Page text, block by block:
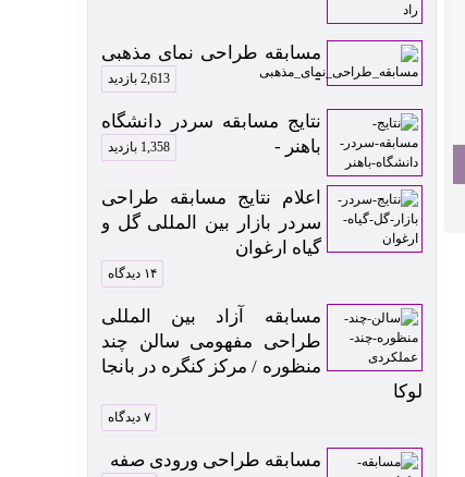
مسابقه طراحی نمای مذهبی
-
2,613 بازدید
نتایج مسابقه سردر دانشگاه
باهنر -
1,358 بازدید
اعلام نتایج مسابقه طراحی
سردر بازار بین المللی گل و
گیاه ارغوان
۱۴ دیدگاه
مسابقه آزاد بین المللی
طراحی مفهومی سالن چند
منظوره / مرکز کنگره در بانجا
لوکا
۷ دیدگاه
مسابقه طراحی ورودی صفه